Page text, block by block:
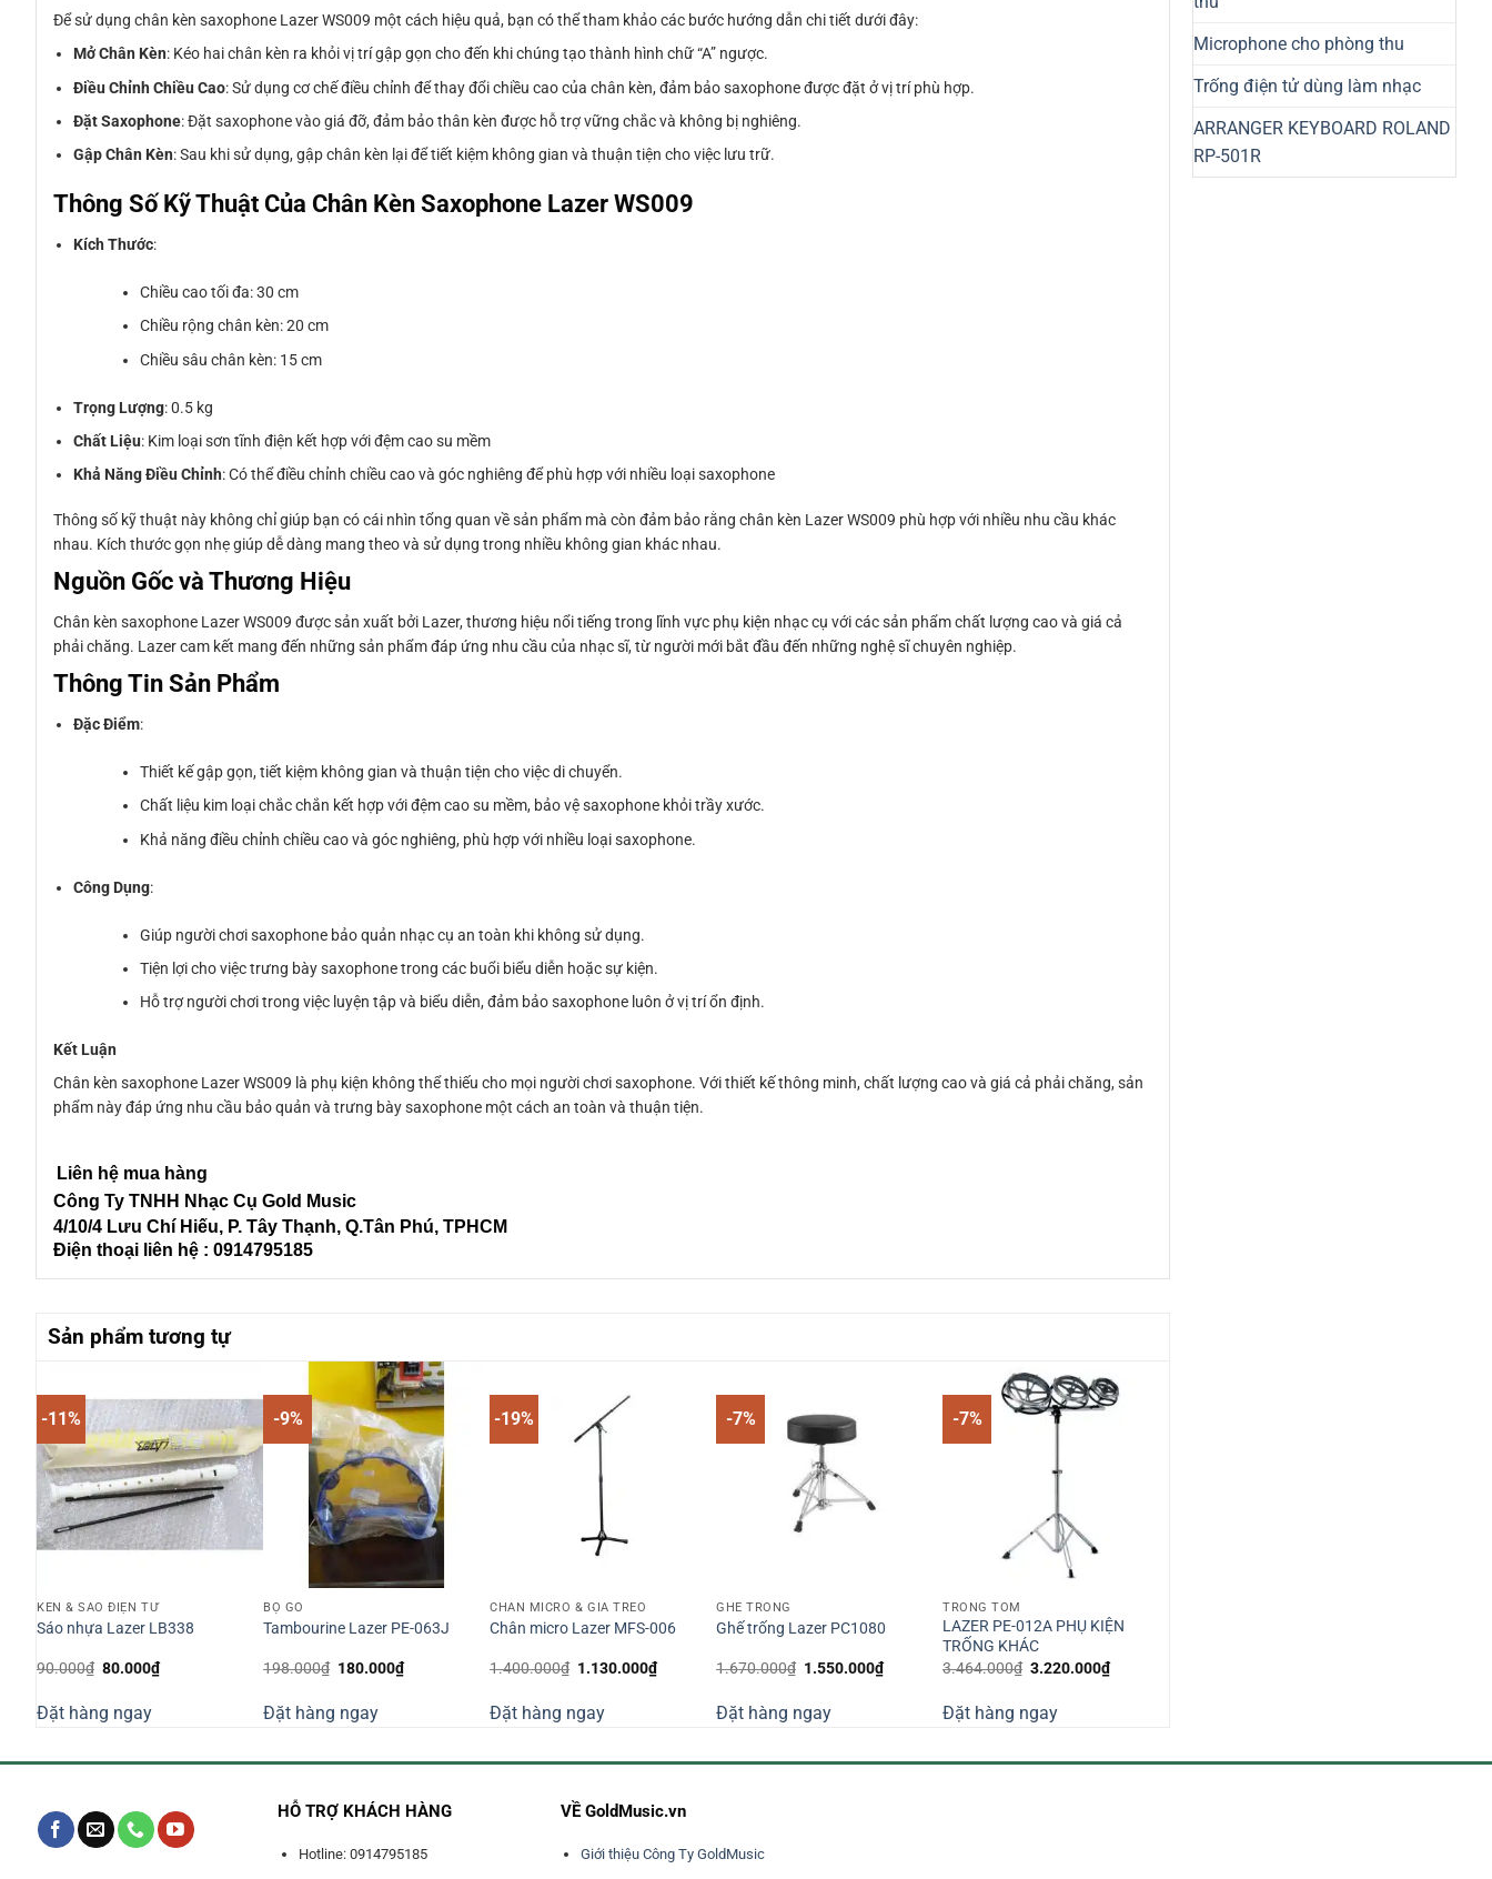
Microphone cho phòng thu
Trống điện tử dùng làm nhạc
ARRANGER KEYBOARD ROLAND
RP-501R
Để sử dụng chân kèn saxophone Lazer WS009 một cách hiệu quả, bạn có thể tham khảo các bước hướng dẫn chi tiết dưới đây:
Mở Chân Kèn: Kéo hai chân kèn ra khỏi vị trí gập gọn cho đến khi chúng tạo thành hình chữ “A” ngược.
Điều Chỉnh Chiều Cao: Sử dụng cơ chế điều chỉnh để thay đổi chiều cao của chân kèn, đảm bảo saxophone được đặt ở vị trí phù hợp.
Đặt Saxophone: Đặt saxophone vào giá đỡ, đảm bảo thân kèn được hỗ trợ vững chắc và không bị nghiêng.
Gập Chân Kèn: Sau khi sử dụng, gập chân kèn lại để tiết kiệm không gian và thuận tiện cho việc lưu trữ.
Thông Số Kỹ Thuật Của Chân Kèn Saxophone Lazer WS009
Kích Thước:
Chiều cao tối đa: 30 cm
Chiều rộng chân kèn: 20 cm
Chiều sâu chân kèn: 15 cm
Trọng Lượng: 0.5 kg
Chất Liệu: Kim loại sơn tĩnh điện kết hợp với đệm cao su mềm
Khả Năng Điều Chỉnh: Có thể điều chỉnh chiều cao và góc nghiêng để phù hợp với nhiều loại saxophone
Thông số kỹ thuật này không chỉ giúp bạn có cái nhìn tổng quan về sản phẩm mà còn đảm bảo rằng chân kèn Lazer WS009 phù hợp với nhiều nhu cầu khác
nhau. Kích thước gọn nhẹ giúp dễ dàng mang theo và sử dụng trong nhiều không gian khác nhau.
Nguồn Gốc và Thương Hiệu
Chân kèn saxophone Lazer WS009 được sản xuất bởi Lazer, thương hiệu nổi tiếng trong lĩnh vực phụ kiện nhạc cụ với các sản phẩm chất lượng cao và giá cả
phải chăng. Lazer cam kết mang đến những sản phẩm đáp ứng nhu cầu của nhạc sĩ, từ người mới bắt đầu đến những nghệ sĩ chuyên nghiệp.
Thông Tin Sản Phẩm
Đặc Điểm:
Thiết kế gập gọn, tiết kiệm không gian và thuận tiện cho việc di chuyển.
Chất liệu kim loại chắc chắn kết hợp với đệm cao su mềm, bảo vệ saxophone khỏi trầy xước.
Khả năng điều chỉnh chiều cao và góc nghiêng, phù hợp với nhiều loại saxophone.
Công Dụng:
Giúp người chơi saxophone bảo quản nhạc cụ an toàn khi không sử dụng.
Tiện lợi cho việc trưng bày saxophone trong các buổi biểu diễn hoặc sự kiện.
Hỗ trợ người chơi trong việc luyện tập và biểu diễn, đảm bảo saxophone luôn ở vị trí ổn định.
Kết Luận
Chân kèn saxophone Lazer WS009 là phụ kiện không thể thiếu cho mọi người chơi saxophone. Với thiết kế thông minh, chất lượng cao và giá cả phải chăng, sản
phẩm này đáp ứng nhu cầu bảo quản và trưng bày saxophone một cách an toàn và thuận tiện.
Liên hệ mua hàng
Công Ty TNHH Nhạc Cụ Gold Music
4/10/4 Lưu Chí Hiếu, P. Tây Thạnh, Q.Tân Phú, TPHCM
Điện thoại liên hệ : 0914795185
Sản phẩm tương tự
-11%
KÈN & SÁO ĐIỆN TỬ
Sáo nhựa Lazer LB338
90.000₫ Giá
90.000₫.
80.000₫Giá
hiện
Đặt hàng ngay
-9%
BỘ GÕ
Tambourine Lazer PE-063J
198.000₫ Giá
198.000₫.
180.000₫Giá
hiện
Đặt hàng ngay
-19%
CHÂN MICRO & GIÁ TREO
Chân micro Lazer MFS-006
1.400.000₫ Giá
1.400.000₫.
1.130.000₫Giá
hiện
Đặt hàng ngay
-7%
GHẾ TRỐNG
Ghế trống Lazer PC1080
1.670.000₫ Giá
1.670.000₫.
1.550.000₫Giá
hiện
Đặt hàng ngay
-7%
TRỐNG TOM
LAZER PE-012A PHỤ KIỆN
TRỐNG KHÁC
3.464.000₫ Giá
3.464.000₫.
3.220.000₫Giá
hiện
Đặt hàng ngay
HỖ TRỢ KHÁCH HÀNG
Hotline: 0914795185
VỀ GoldMusic.vn
Giới thiệu Công Ty GoldMusic